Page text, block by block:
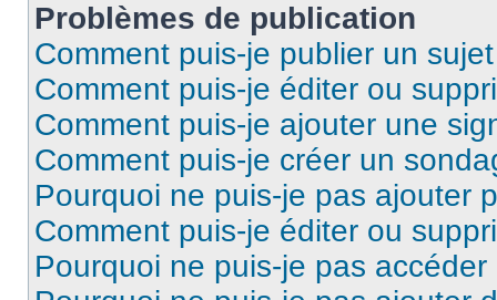
Problèmes de publication
Comment puis-je publier un
Comment puis-je éditer ou
Comment puis-je ajouter une
Comment puis-je créer un
Pourquoi ne puis-je pas ajouter
Comment puis-je éditer ou
Pourquoi ne puis-je pas